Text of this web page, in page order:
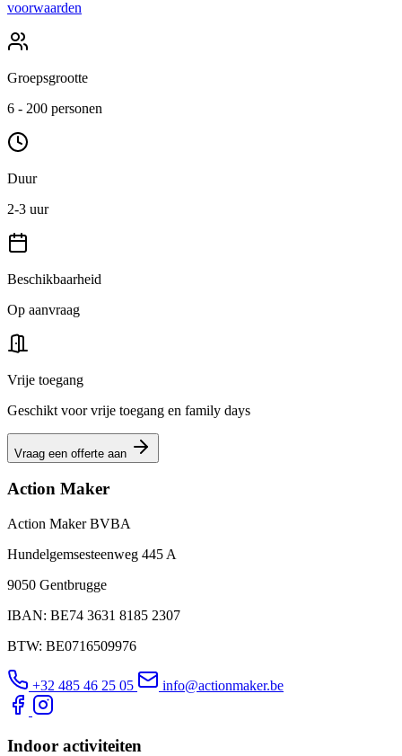
voorwaarden
Groepsgrootte
6 - 200 personen
Duur
2-3 uur
Beschikbaarheid
Op aanvraag
Vrije toegang
Geschikt voor vrije toegang en family days
Vraag een offerte aan
Action Maker
Action Maker BVBA
Hundelgemsesteenweg 445 A
9050 Gentbrugge
IBAN: BE74 3631 8185 2307
BTW: BE0716509976
+32 485 46 25 05 info@actionmaker.be
Indoor activiteiten